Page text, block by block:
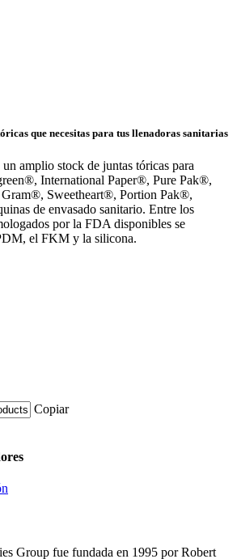
que necesitas para tus llenadoras sanitarias
amplio stock de juntas tóricas para
International Paper®, Pure Pak®,
Sweetheart®, Portion Pak®,
de envasado sanitario. Entre los
por la FDA disponibles se
el FKM y la silicona.
Copiar
Group fue fundada en 1995 por Robert